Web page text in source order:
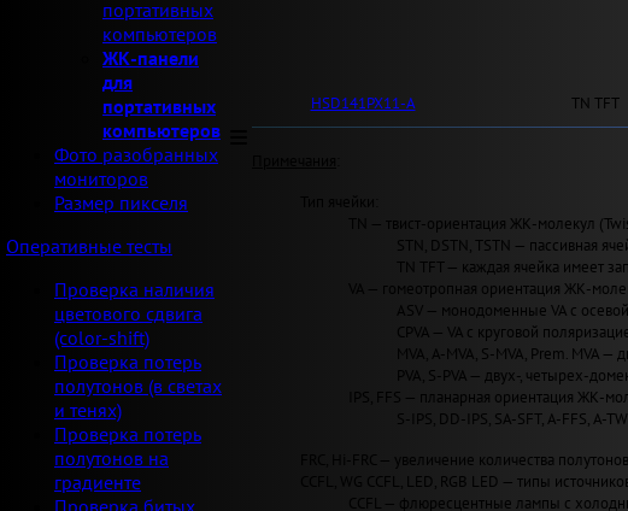
портативных
компьютеров
ЖК-панели
для
портативных
компьютеров
Фото разобранных
мониторов
Размер пикселя
Оперативные тесты
Проверка наличия
цветового сдвига
(color-shift)
Проверка потерь
полутонов (в светах
и тенях)
Проверка потерь
полутонов на
градиенте
Проверка битых
HSD141PX11-A TN TFT
TN — твист-ориентация ЖК-молекул
STN, DSTN, TSTN — пассивная
TN TFT — каждая ячейка имеет
VA — гомеотропная ориентация ЖК-
ASV — монодоменные VA с
CPVA — VA с круговой
MVA, A-MVA, S-MVA, Prem. MVA
PVA, S-PVA — двух-, четырех-
IPS, FFS — планарная ориентация ЖК-
S-IPS, DD-IPS, SA-SFT, A-FFS, A-
FRC, Hi-FRC — увеличение количества
CCFL, WG CCFL, LED, RGB LED — типы
CCFL — флюресцентные лампы с